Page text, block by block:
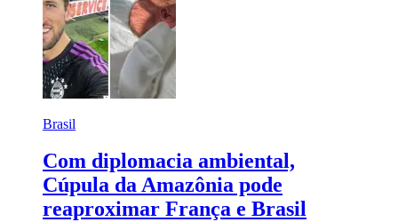
Brasil
Com diplomacia ambiental,
Cúpula da Amazônia pode
reaproximar França e Brasil